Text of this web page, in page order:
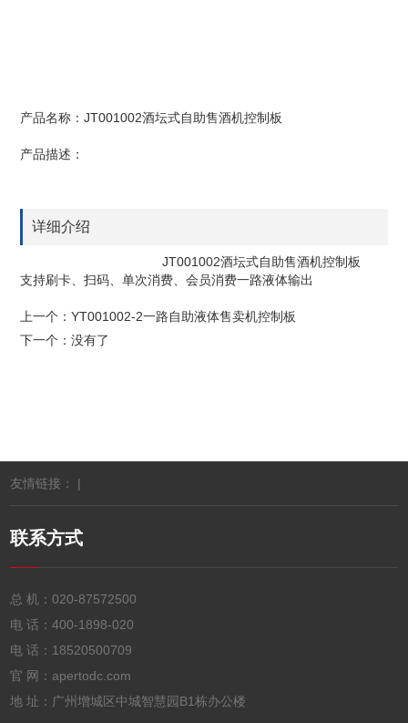
产品名称：JT001002酒坛式自助售酒机控制板
产品描述：
详细介绍
JT001002酒坛式自助售酒机控制板
支持刷卡、扫码、单次消费、会员消费一路液体输出
上一个： YT001002-2一路自助液体售卖机控制板
下一个：没有了
友情链接： |
联系方式
总 机：020-87572500
电 话：400-1898-020
电 话： 18520500709
官 网：apertodc.com
地 址：广州增城区中城智慧园B1栋办公楼